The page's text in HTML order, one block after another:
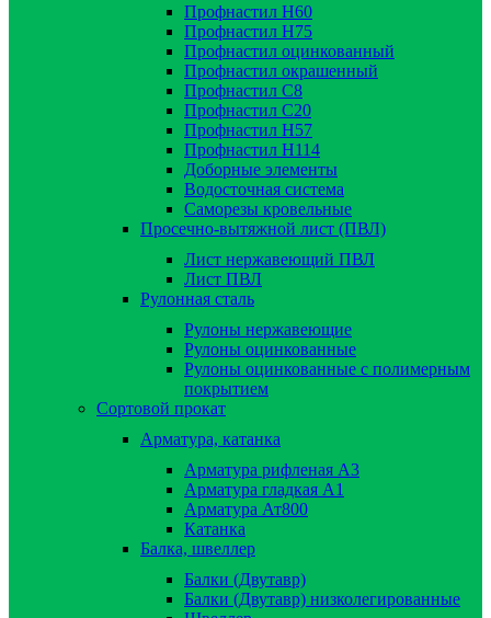
Профнастил Н60
Профнастил Н75
Профнастил оцинкованный
Профнастил окрашенный
Профнастил С8
Профнастил С20
Профнастил Н57
Профнастил Н114
Доборные элементы
Водосточная система
Саморезы кровельные
Просечно-вытяжной лист (ПВЛ)
Лист нержавеющий ПВЛ
Лист ПВЛ
Рулонная сталь
Рулоны нержавеющие
Рулоны оцинкованные
Рулоны оцинкованные с полимерным
покрытием
Сортовой прокат
Арматура, катанка
Арматура рифленая А3
Арматура гладкая А1
Арматура Ат800
Катанка
Балка, швеллер
Балки (Двутавр)
Балки (Двутавр) низколегированные